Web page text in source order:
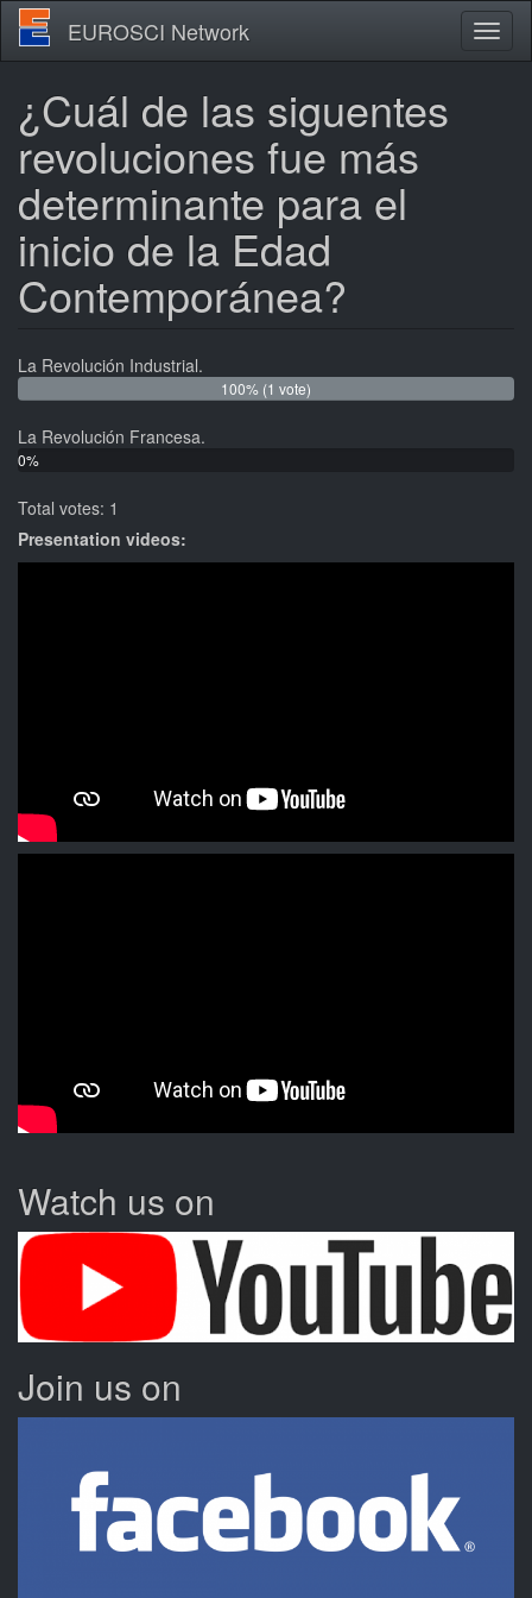
Skip
main
EUROSCI Network
¿Cuál de las siguentes
revoluciones fue más
determinante para el
inicio de la Edad
Contemporánea?
La Revolución Industrial.
100% (1 vote)
La Revolución Francesa.
0%
votes)
Total votes: 1
Presentation videos:
Watch us on
Join us on